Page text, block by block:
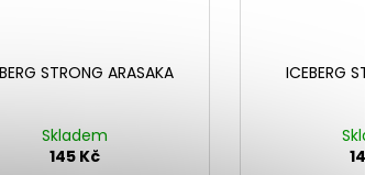
STRONG ARASAKA
Skladem
145 Kč
ICEBERG